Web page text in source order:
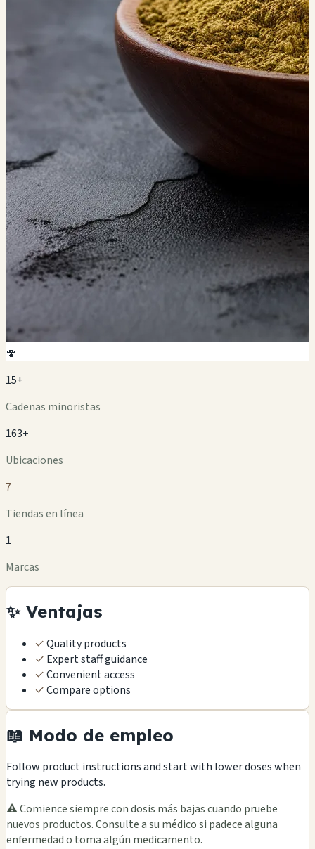
🍄
15+
Cadenas minoristas
163+
Ubicaciones
7
Tiendas en línea
1
Marcas
✨ Ventajas
✓Quality products
✓ Expert staff guidance
✓Convenient access
✓Compare options
📖 Modo de empleo
Follow product instructions and start with lower doses when
trying new products.
⚠️ Comience siempre con dosis más bajas cuando pruebe
nuevos productos. Consulte a su médico si padece alguna
enfermedad o toma algún medicamento.